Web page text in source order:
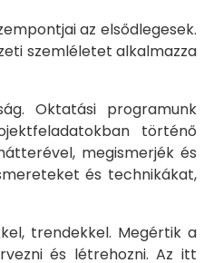
az elsődlegesek.
szemléletet alkalmazza
Oktatási programunk
történő
megismerjék és
és technikákat,
trendekkel. Megértik a
és létrehozni. Az itt